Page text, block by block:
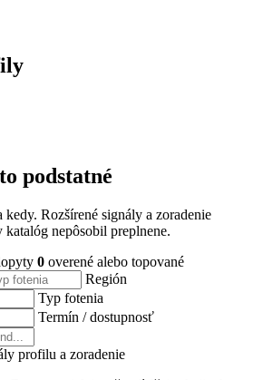
podstatné
kedy. Rozšírené signály a zoradenie
katalóg nepôsobil preplnene.
0 overené alebo topované
Región
Typ fotenia
Termín / dostupnosť
profilu a zoradenie